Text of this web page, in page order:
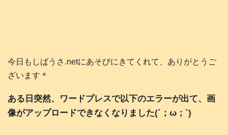
今日もしばうさ.netにあそびにきてくれて、ありがとうご
ざいます＊
ある日突然、ワードプレスで以下のエラーが出て、画
像がアップロードできなくなりました(´；ω；`)